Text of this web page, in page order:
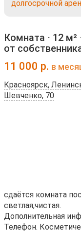
долгосрочной
Комната ⋅ 12 м²
от
11 000 р. в
Красноярск,
Шевченко, 70
сдаётся комната
светлая,чистая.
Дополнительная
Телефон.